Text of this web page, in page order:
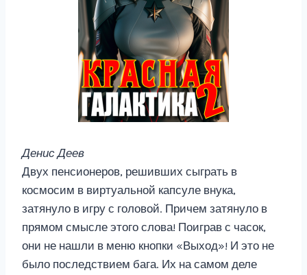
Денис Деев
Двух пенсионеров, решивших сыграть в
космосим в виртуальной капсуле внука,
затянуло в игру с головой. Причем затянуло в
прямом смысле этого слова! Поиграв с часок,
они не нашли в меню кнопки «Выход»! И это не
было последствием бага. Их на самом деле